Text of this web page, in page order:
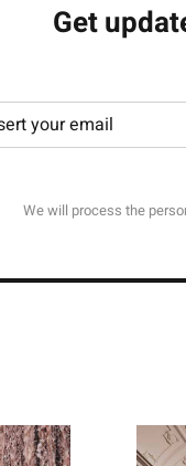
Get
We will process the